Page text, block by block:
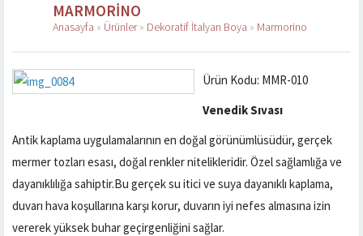
MARMORINO
Anasayfa » Ürünler» Dekoratif İtalyan Boya » Marmorino
Ürün Kodu: MMR-010
Venedik Sıvası
Antik kaplama uygulamalarının en doğal görünümlüsüdür, gerçek
mermer tozları esası, doğal renkler nitelikleridir. Özel sağlamlığa ve
dayanıklılığa sahiptir.Bu gerçek su itici ve suya dayanıklı kaplama,
duvarı hava koşullarına karşı korur, duvarın iyi nefes almasına izin
vererek yüksek buhar geçirgenliğini sağlar.